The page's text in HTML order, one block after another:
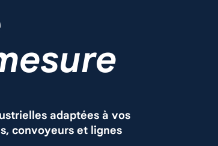
adaptées à vos
convoyeurs et lignes